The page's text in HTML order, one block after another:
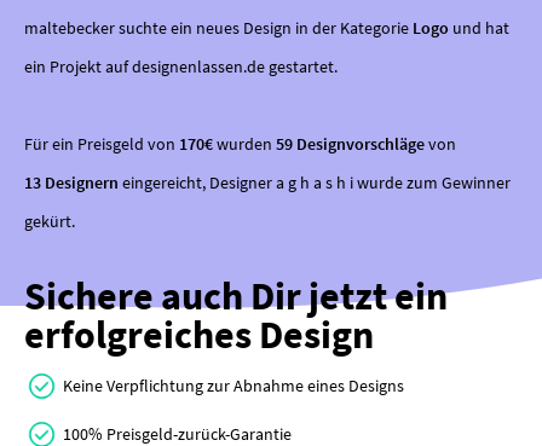
maltebecker suchte ein neues Design in der Kategorie Logo und hat
ein Projekt auf designenlassen.de gestartet.
Für ein Preisgeld von 170€wurden 59 Designvorschlägevon
13 Designern eingereicht, Designer a g h a s h i wurde zum Gewinner
gekürt.
Sichere auch Dir jetzt ein
erfolgreiches Design
Keine Verpflichtung zur Abnahme eines Designs
100% Preisgeld-zurück-Garantie